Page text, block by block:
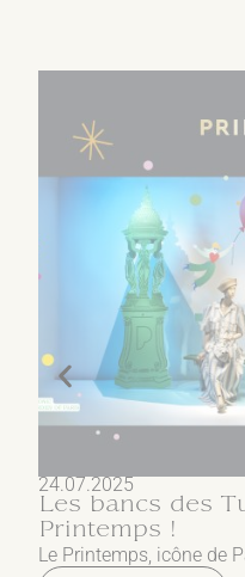
24.07.2025
Les bancs des
Printemps !
Le Printemps, icône de